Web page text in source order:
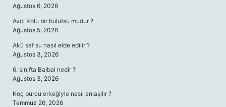
Ağustos 6, 2026
Avcı Kolu bir bulutsu mudur ?
Ağustos 5, 2026
Akü saf su nasıl elde edilir ?
Ağustos 3, 2026
6. sınıfta Balbal nedir ?
Ağustos 3, 2026
Koç burcu erkeğiyle nasıl anlaşılır ?
Temmuz 26, 2026